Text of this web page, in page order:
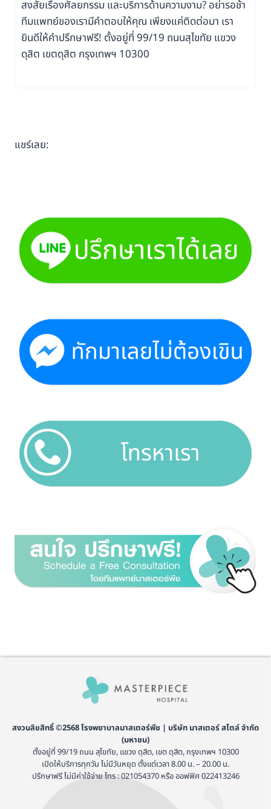
สงสัยเรื่องศัลยกรรม และบริการด้านความงาม? อย่ารอช้า
ทีมแพทย์ของเรามีคำตอบให้คุณ เพียงแค่ติดต่อมา เรา
ยินดีให้คำปรึกษาฟรี! ตั้งอยู่ที่ 99/19 ถนนสุไขทัย แขวง
ดุสิต เขตดุสิต กรุงเทพฯ 10300
แชร์เลย:
สงวนลิขสิทธิ์ ©2568 โรงพยาบาลมาสเตอร์พีช | บริษัท มาสเตอร์ สไตล์ จำกัด
(มหาชน)
ตั้งอยู่ที่ 99/19 ถนน สุโขทัย, แขวง ดุสิต, เขต ดุสิต, กรุงเทพฯ 10300
เปิดให้บริการทุกวัน ไม่มีวันหยุด ตั้งแต่เวลา 8.00 น. – 20.00 น.
ปรึกษาฟรี ไม่มีค่าใช้จ่าย โทร : 021054370 หรือ ออฟฟิศ 022413246